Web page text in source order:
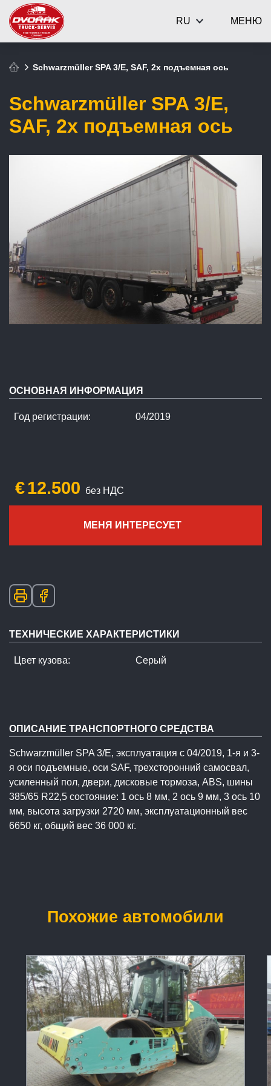
МЕНЮ
RU
Schwarzmüller SPA 3/E, SAF, 2x подъемная ось
Schwarzmüller SPA 3/E,
SAF, 2x подъемная ось
€12.500 без НДС
МЕНЯ ИНТЕРЕСУЕТ
ОСНОВНАЯ ИНФОРМАЦИЯ
Год регистрации: 04/2019
ТЕХНИЧЕСКИЕ ХАРАКТЕРИСТИКИ
Цвет кузова: Серый
ОПИСАНИЕ ТРАНСПОРТНОГО СРЕДСТВА
Schwarzmüller SPA 3/E, эксплуатация с 04/2019, 1-я и 3-
я оси подъемные, оси SAF, трехсторонний самосвал,
усиленный пол, двери, дисковые тормоза, ABS, шины
385/65 R22,5 состояние: 1 ось 8 мм, 2 ось 9 мм, 3 ось 10
мм, высота загрузки 2720 мм, эксплуатационный вес
6650 кг, общий вес 36 000 кг.
Похожие автомобили